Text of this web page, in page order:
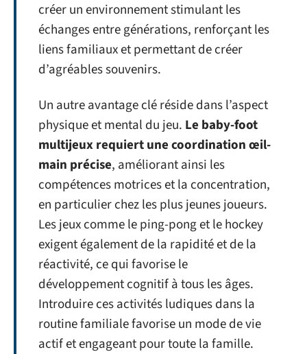
créer un environnement stimulant les
échanges entre générations, renforçant les
liens familiaux et permettant de créer
d’agréables souvenirs.
Un autre avantage clé réside dans l’aspect
physique et mental du jeu. Le baby-foot
multijeux requiert une coordination œil-
main précise, améliorant ainsi les
compétences motrices et la concentration,
en particulier chez les plus jeunes joueurs.
Les jeux comme le ping-pong et le hockey
exigent également de la rapidité et de la
réactivité, ce qui favorise le
développement cognitif à tous les âges.
Introduire ces activités ludiques dans la
routine familiale favorise un mode de vie
actif et engageant pour toute la famille.